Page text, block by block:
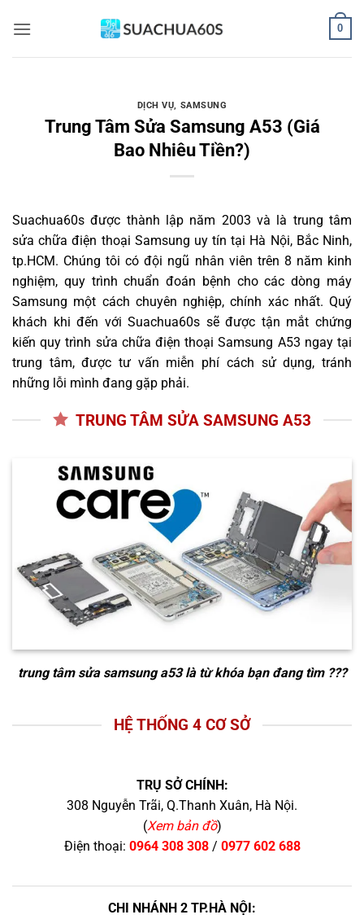
qua
0
DỊCH VỤ, SAMSUNG
Trung Tâm Sửa Samsung A53 (Giá
Bao Nhiêu Tiền?)
Suachua60s được thành lập năm 2003 và là trung tâm
sửa chữa điện thoại Samsung uy tín tại Hà Nội, Bắc Ninh,
tp.HCM. Chúng tôi có đội ngũ nhân viên trên 8 năm kinh
nghiệm, quy trình chuẩn đoán bệnh cho các dòng máy
Samsung một cách chuyên nghiệp, chính xác nhất. Quý
khách khi đến với Suachua60s sẽ được tận mắt chứng
kiến quy trình sửa chữa điện thoại Samsung A53 ngay tại
trung tâm, được tư vấn miễn phí cách sử dụng, tránh
những lỗi mình đang gặp phải.
TRUNG TÂM SỬA SAMSUNG A53
trung tâm sửa samsung a53là từ khóa bạn đang tìm ???
HỆ THỐNG 4 CƠ SỞ
TRỤ SỞ CHÍNH:
308 Nguyễn Trãi, Q.Thanh Xuân, Hà Nội.
(Xem bản đồ)
Điện thoại: 0964 308 308/ 0977 602 688
CHI NHÁNH 2 TP.HÀ NỘI: